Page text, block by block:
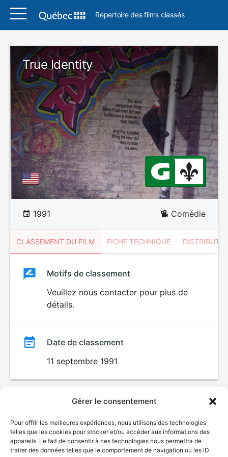
Gérer le consentement
Pour offrir les meilleures expériences, nous utilisons des technologies
telles que les cookies pour stocker et/ou accéder aux informations des
appareils. Le fait de consentir à ces technologies nous permettra de
traiter des données telles que le comportement de navigation ou les ID
Répertoire des films classés
True Identity
1991 Comédie
CLASSEMENT DU FILM FICHE TECHNIQUE
ClassementClassement
Motifs de classement
Veuillez nous contacter pour plus de
détails.
Date de classement
11 septembre 1991